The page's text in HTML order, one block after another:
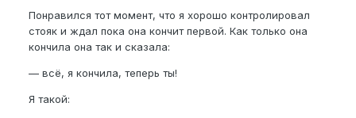
Понравился тот момент, что я хорошо контролировал
стояк и ждал пока она кончит первой. Как только она
кончила она так и сказала:
— всё, я кончила, теперь ты!
Я такой: